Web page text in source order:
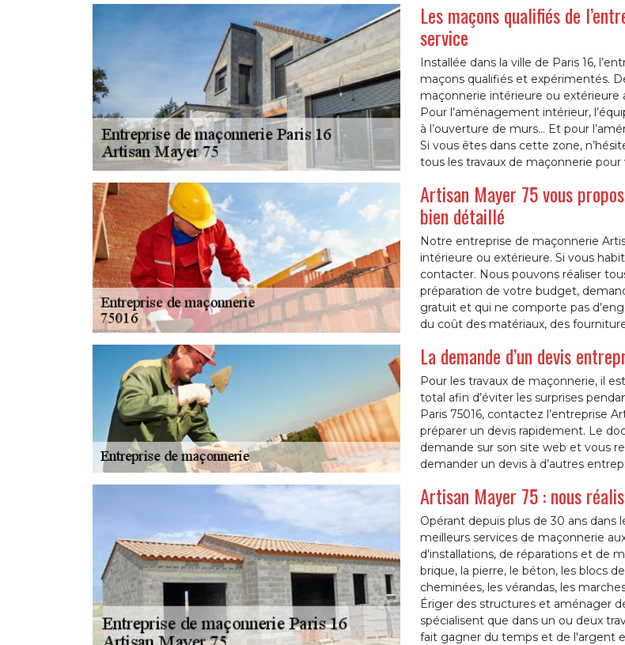
Les maçons qualifiés de
service
Installée dans la ville de Paris 16,
maçons qualifiés et expérimentés.
maçonnerie intérieure ou extérieure
Pour l’aménagement intérieur,
à l’ouverture de murs… Et pour
Si vous êtes dans cette zone,
tous les travaux de maçonnerie pour
Artisan Mayer 75 vous
bien détaillé
Notre entreprise de maçonnerie
intérieure ou extérieure. Si vous
contacter. Nous pouvons réaliser
préparation de votre budget,
gratuit et qui ne comporte pas
du coût des matériaux, des
La demande d’un devis
Pour les travaux de maçonnerie, il
total afin d’éviter les surprises
Paris 75016, contactez l’entreprise
préparer un devis rapidement. Le
demande sur son site web et vous
demander un devis à d’autres
Artisan Mayer 75 : nous
Opérant depuis plus de 30 ans dans
meilleurs services de maçonnerie
d'installations, de réparations et de
brique, la pierre, le béton, les blocs
cheminées, les vérandas, les
Ériger des structures et aménager
spécialisent que dans un ou deux
fait gagner du temps et de l'argent